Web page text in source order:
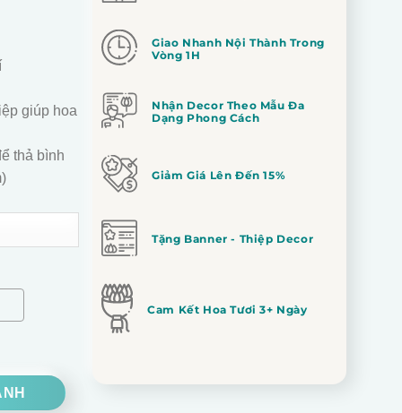
giúp hoa
thả bình
Giao Nhanh Nội Thành Trong
Vòng 1H
Nhận Decor Theo Mẫu Đa
Dạng Phong Cách
Giảm Giá Lên Đến 15%
Tặng Banner - Thiệp Decor
Cam Kết Hoa Tươi 3+ Ngày